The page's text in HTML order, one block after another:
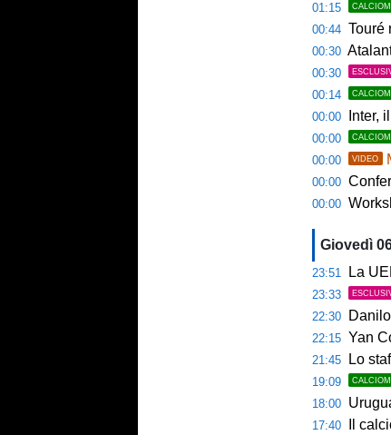
01:15
00:44 Touré
00:30
00:30
00:14
00:00 Inter,
00:00
00:00 VIDEO
00:00
00:00
Giovedì
23:51 La
23:33
22:30
22:15 Yan
21:45 Lo staff
19:09
18:00
17:40 Il